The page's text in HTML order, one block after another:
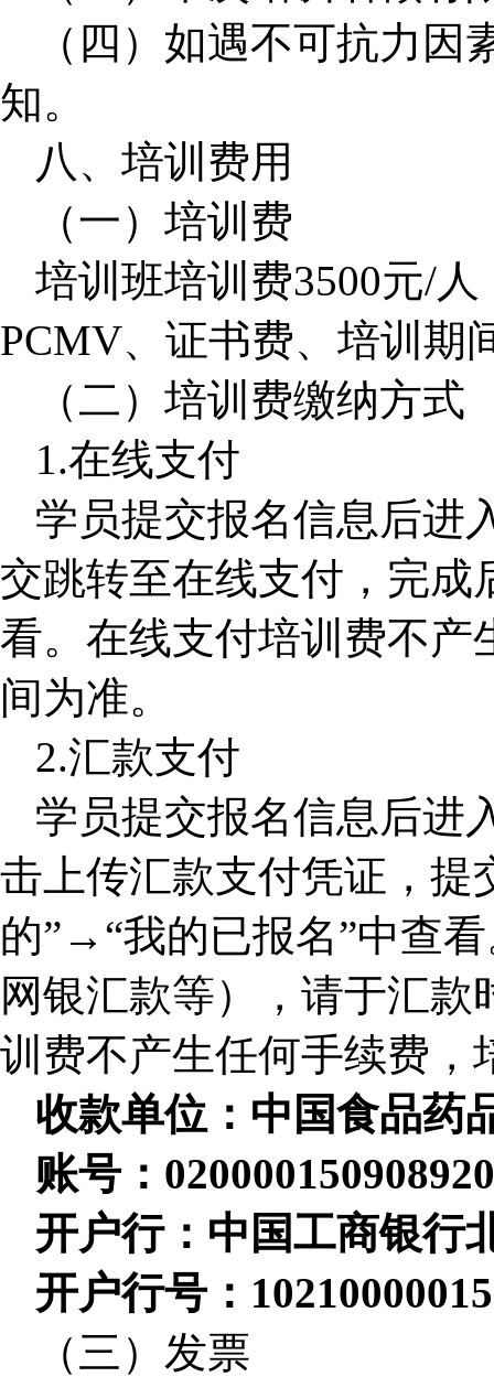
（四）如遇不可抗力
知。
八、培训费用
（一）培训费
培训班培训费3500元/
PCMV、证书费、培训期
（二）培训费缴纳方式
1.在线支付
学员提交报名信息后进
交跳转至在线支付，完成
看。在线支付培训费不产
间为准。
2.汇款支付
学员提交报名信息后进
击上传汇款支付凭证，提
的”→“我的已报名”中查
网银汇款等），请于汇款
训费不产生任何手续费，
收款单位：中国食品药
账号：
开户行：中国工商银行
开户行号：
（三）发票